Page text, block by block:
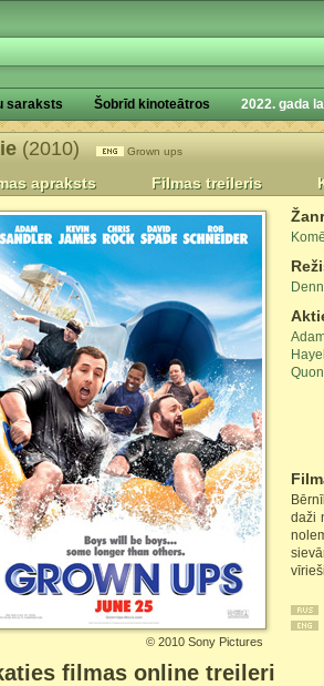
saraksts Šobrīd kinoteātros 2022. gada
(2010) Grown ups
apraksts Filmas treileris
Quon
daži
© 2010 Sony Pictures
filmas online treileri